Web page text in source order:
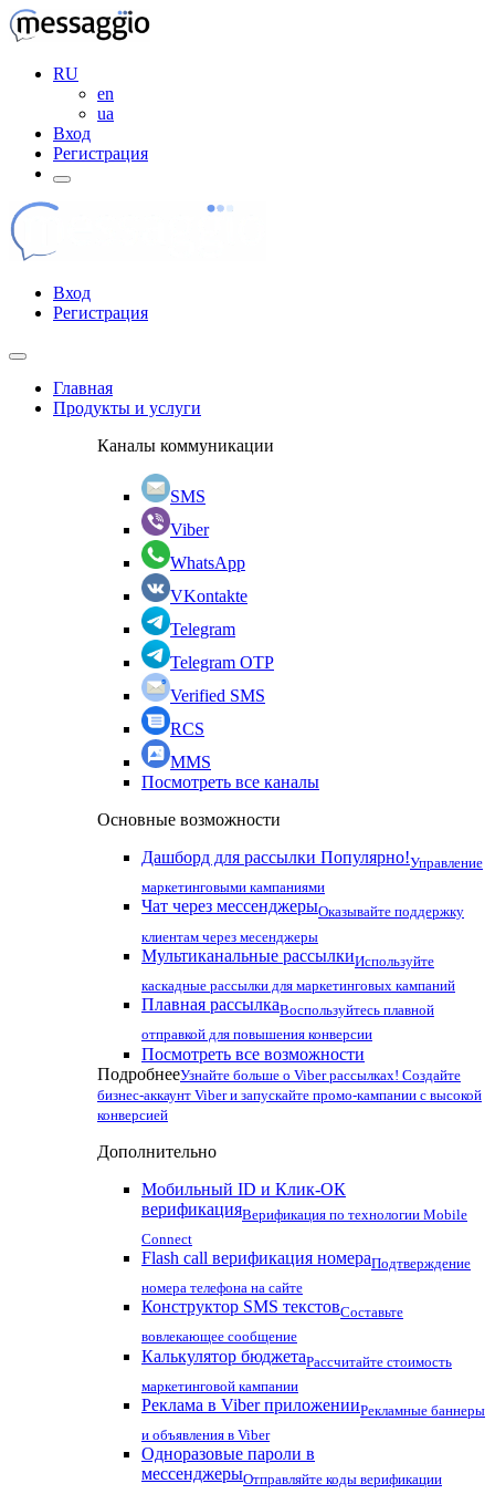
RU
en
ua
Вход
Регистрация
Вход
Регистрация
Главная
Продукты и услуги
Каналы коммуникации
SMS
Viber
WhatsApp
VKontakte
Telegram
Telegram OTP
Verified SMS
RCS
MMS
Посмотреть все каналы
Основные возможности
Дашборд для рассылки Популярно!Управление
маркетинговыми кампаниями
Чат через мессенджерыОказывайте поддержку
клиентам через месенджеры
Мультиканальные рассылкиИспользуйте
каскадные рассылки для маркетинговых кампаний
Плавная рассылкаВоспользуйтесь плавной
отправкой для повышения конверсии
Посмотреть все возможности
ПодробнееУзнайте больше о Viber рассылках! Создайте
бизнес-аккаунт Viber и запускайте промо-кампании с высокой
конверсией
Дополнительно
Мобильный ID и Клик-ОК
верификацияВерификация по технологии Mobile
Connect
Flash call верификация номераПодтверждение
номера телефона на сайте
Конструктор SMS текстовСоставьте
вовлекающее сообщение
Калькулятор бюджетаРассчитайте стоимость
маркетинговой кампании
Реклама в Viber приложенииРекламные баннеры
и объявления в Viber
Одноразовые пароли в
мессенджерыОтправляйте коды верификации